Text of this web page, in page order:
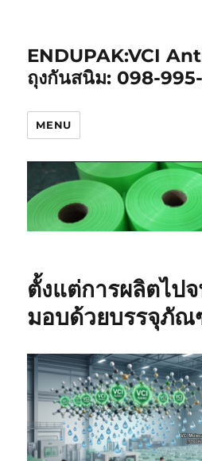
ENDUPAK:VCI
ถุงกันสนิม: 098-
MENU
ตั้งแต่การผลิตไป
มอบด้วยบรรจุภั